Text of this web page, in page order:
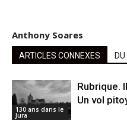
Anthony Soares
ARTICLES CONNEXES
130 ans dans le
Jura
Rubrique.
Un vol